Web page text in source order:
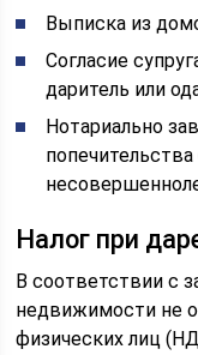
Выписка из
Согласие
даритель или
Нотариально
Налог при
В соответствии с
недвижимости не
физических лиц